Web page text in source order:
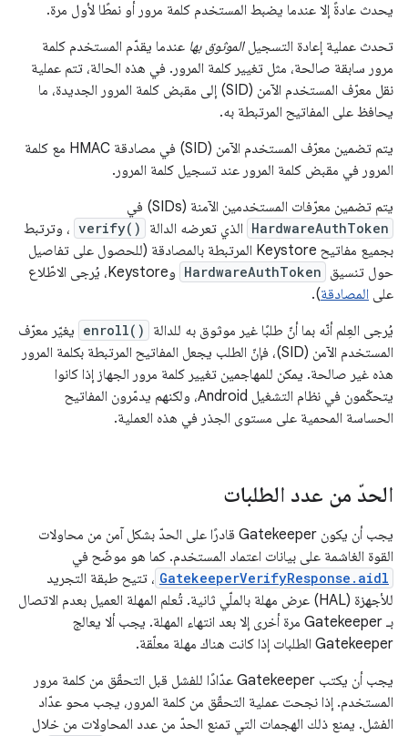
يحدث عادةً إلا عندما يضبط المستخدم كلمة مرور أو نمطًا لأول مرة.
تحدث عملية إعادة التسجيلالموثوق بها عندما يقدّم المستخدم كلمة
مرور سابقة صالحة، مثل تغيير كلمة المرور. في هذه الحالة، تتم عملية
نقل معرّف المستخدم الآمن (SID) إلى مقبض كلمة المرور الجديدة، ما
يحافظ على المفاتيح المرتبطة به.
يتم تضمين معرّف المستخدم الآمن (SID) في مصادقة HMAC مع كلمة
المرور في مقبض كلمة المرور عند تسجيل كلمة المرور.
يتم تضمين معرّفات المستخدمين الآمنة (SIDs) في
HardwareAuthToken الذي تعرضه الدالة verify() ، وترتبط
بجميع مفاتيح Keystore المرتبطة بالمصادقة (للحصول على تفاصيل
حول تنسيق HardwareAuthToken
وKeystore، يُرجى الاطّلاع
على المصادقة).
يُرجى العِلم أنّه بما أنّ طلبًا غير موثوق به للدالة
enroll() يغيّر معرّف
المستخدم الآمن (SID)، فإنّ الطلب يجعل المفاتيح المرتبطة بكلمة المرور
هذه غير صالحة. يمكن للمهاجمين تغيير كلمة مرور الجهاز إذا كانوا
يتحكّمون في نظام التشغيل Android، ولكنهم يدمّرون المفاتيح
الحساسة المحمية على مستوى الجذر في هذه العملية.
الحدّ من عدد الطلبات
يجب أن يكون Gatekeeper قادرًا على الحدّ بشكل آمن من محاولات
القوة الغاشمة على بيانات اعتماد المستخدم. كما هو موضّح في
GatekeeperVerifyResponse.aidl ، تتيح طبقة التجريد
للأجهزة (HAL) عرض مهلة بالملّي ثانية. تُعلم المهلة العميل بعدم الاتصال
بـ Gatekeeper مرة أخرى إلا بعد انتهاء المهلة. يجب ألا يعالج
Gatekeeper الطلبات إذا كانت هناك مهلة معلّقة.
يجب أن يكتب Gatekeeper عدّادًا للفشل قبل التحقّق من كلمة مرور
المستخدم. إذا نجحت عملية التحقّق من كلمة المرور، يجب محو عدّاد
الفشل. يمنع ذلك الهجمات التي تمنع الحدّ من عدد المحاولات من خلال